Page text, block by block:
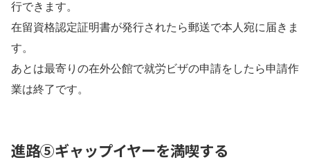
行できます。
在留資格認定証明書が発行されたら郵送で本人宛に届きま
す。
あとは最寄りの在外公館で就労ビザの申請をしたら申請作
業は終了です。
進路⑤ギャップイヤーを満喫する